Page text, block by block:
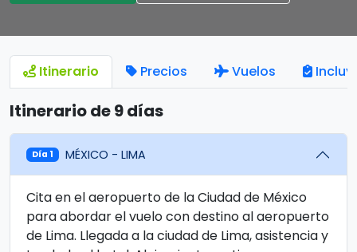
Itinerario Precios Vuelos
Itinerario de 9 días
Día 1 MÉXICO - LIMA
Cita en el aeropuerto de la Ciudad de México
para abordar el vuelo con destino al aeropuerto
de Lima. Llegada a la ciudad de Lima, asistencia y